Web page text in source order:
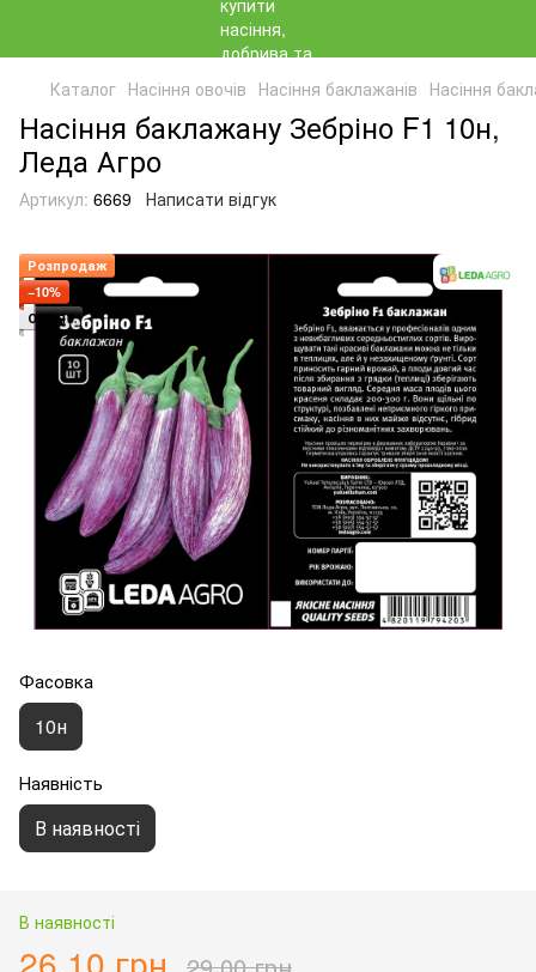
Каталог Насіння овочів Насіння баклажанів Насіння
Насіння баклажану Зебріно F1 10н,
Леда Агро
Артикул: 6669 Написати відгук
Розпродаж
−10%
ОПТ 10
Фасовка
10н
Наявність
В наявності
В наявності
26.10 грн